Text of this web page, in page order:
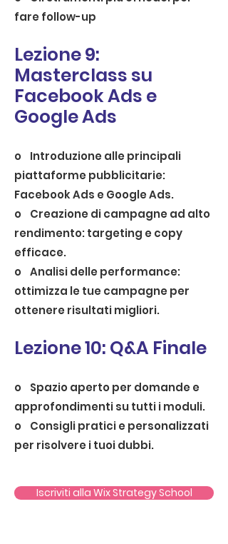
fare follow-up
Lezione 9:
Masterclass su
Facebook Ads e
Google Ads
o Introduzione alle principali
piattaforme pubblicitarie:
Facebook Ads e Google Ads.
o Creazione di campagne ad alto
rendimento: targeting e copy
efficace.
o Analisi delle performance:
ottimizza le tue campagne per
ottenere risultati migliori.
Lezione 10: Q&A Finale
o Spazio aperto per domande e
approfondimenti su tutti i moduli.
o Consigli pratici e personalizzati
per risolvere i tuoi dubbi.
Iscriviti alla Wix Strategy School